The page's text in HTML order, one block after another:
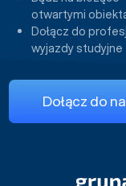
otwartymi
Dołącz do
wyjazdy studyjne
Dołącz do